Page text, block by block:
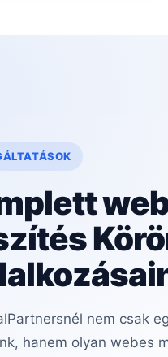
nem csak
hanem olyan webes